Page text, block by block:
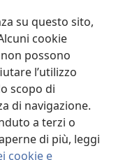
su questo sito,
cookie
possono
l’utilizzo
scopo di
di navigazione.
a terzi o
di più, leggi
cookie e